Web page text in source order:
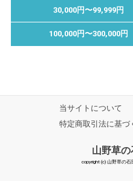
30,000円〜99,999円
100,000円〜300,000円
当サイトについて
特定商取引法に基づ
山野草
copyright (c) 山野草の